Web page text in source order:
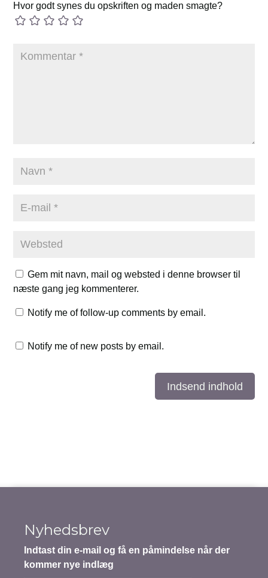
Hvor godt synes du opskriften og maden smagte?
Gem mit navn, mail og websted i denne browser til
næste gang jeg kommenterer.
Notify me of follow-up comments by email.
Notify me of new posts by email.
Indsend indhold
Nyhedsbrev
Indtast din e-mail og få en påmindelse når der
kommer nye indlæg